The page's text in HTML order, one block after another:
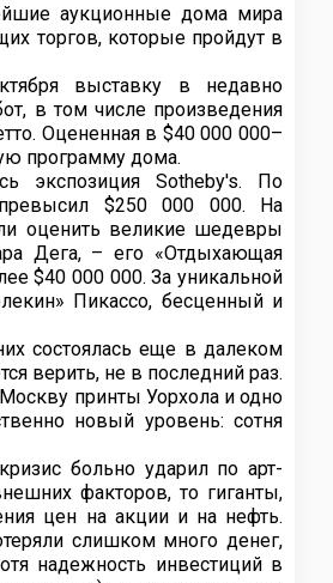
аукционные дома мира
торгов, которые пройдут в
выставку в недавно
в том числе произведения
Оцененная в $40 000 000–
программу дома.
экспозиция Sotheby's. По
превысил $250 000 000. На
оценить великие шедевры
Дега, – его «Отдыхающая
$40 000 000. За уникальной
Пикассо, бесценный и
состоялась еще в далеком
верить, не в последний раз.
принты Уорхола и одно
новый уровень: сотня
больно ударил по арт-
факторов, то гиганты,
цен на акции и на нефть.
слишком много денег,
надежность инвестиций в